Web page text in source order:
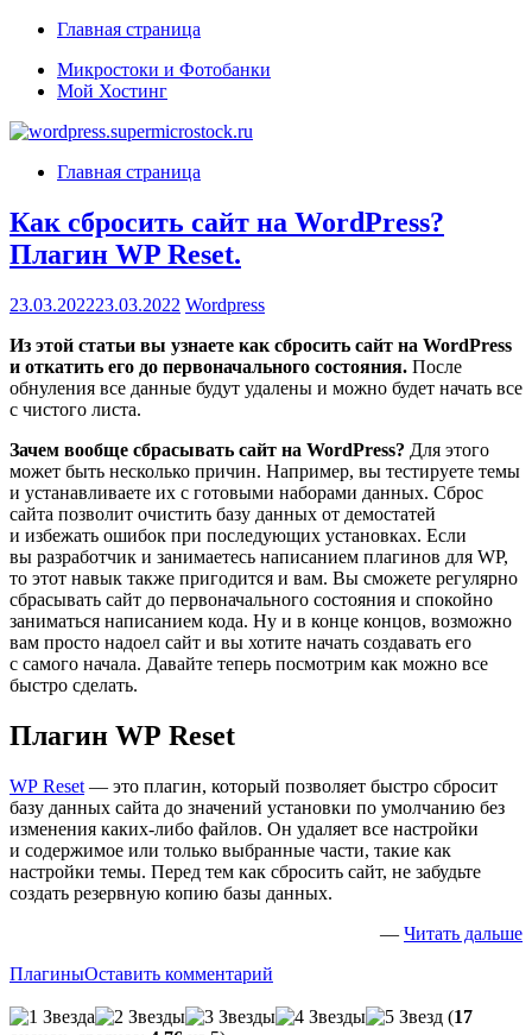
Перейти
содержимому
Главная страница
Микростоки и Фотобанки
Мой Хостинг
Главная страница
Как сбросить сайт на WordPress?
Плагин WP Reset.
23.03.202223.03.2022 Wordpress
Из этой статьи вы узнаете как сбросить сайт на WordPress
и откатить его до первоначального состояния. После
обнуления все данные будут удалены и можно будет начать все
с чистого листа.
Зачем вообще сбрасывать сайт на WordPress? Для этого
может быть несколько причин. Например, вы тестируете темы
и устанавливаете их с готовыми наборами данных. Сброс
сайта позволит очистить базу данных от демостатей
и избежать ошибок при последующих установках. Если
вы разработчик и занимаетесь написанием плагинов для WP,
то этот навык также пригодится и вам. Вы сможете регулярно
сбрасывать сайт до первоначального состояния и спокойно
заниматься написанием кода. Ну и в конце концов, возможно
вам просто надоел сайт и вы хотите начать создавать его
с самого начала. Давайте теперь посмотрим как можно все
быстро сделать.
Плагин WP Reset
WP Reset — это плагин, который позволяет быстро сбросит
базу данных сайта до значений установки по умолчанию без
изменения каких-либо файлов. Он удаляет все настройки
и содержимое или только выбранные части, такие как
настройки темы. Перед тем как сбросить сайт, не забудьте
создать резервную копию базы данных.
— Читать дальше
ПлагиныОставить комментарий
(17